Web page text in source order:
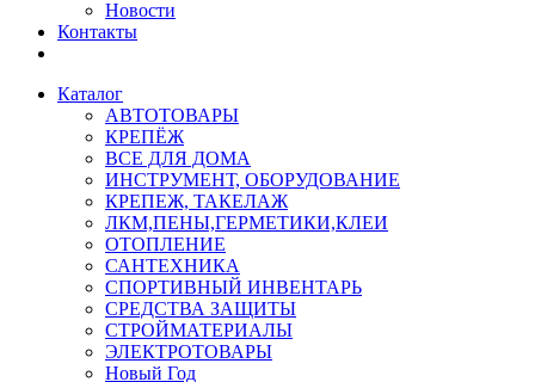
Новости
Контакты
Каталог
АВТОТОВАРЫ
КРЕПЁЖ
ВСЕ ДЛЯ ДОМА
ИНСТРУМЕНТ, ОБОРУДОВАНИЕ
КРЕПЕЖ, ТАКЕЛАЖ
ЛКМ,ПЕНЫ,ГЕРМЕТИКИ,КЛЕИ
ОТОПЛЕНИЕ
САНТЕХНИКА
СПОРТИВНЫЙ ИНВЕНТАРЬ
СРЕДСТВА ЗАЩИТЫ
СТРОЙМАТЕРИАЛЫ
ЭЛЕКТРОТОВАРЫ
Новый Год